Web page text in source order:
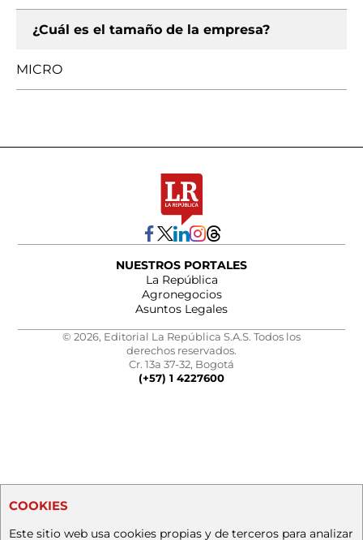
¿Cuál es el tamaño de la empresa?
MICRO
NUESTROS PORTALES
La República
Agronegocios
Asuntos Legales
© 2026, Editorial La República S.A.S. Todos los
derechos reservados.
Cr. 13a 37-32, Bogotá
(+57) 1 4227600
COOKIES
Este sitio web usa cookies propias y de terceros para analizar